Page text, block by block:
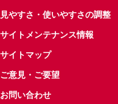
見やすさ・使いやすさの調整
サイトメンテナンス情報
サイトマップ
ご意見・ご要望
お問い合わせ